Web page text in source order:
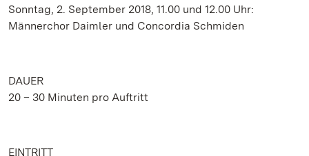
Sonntag, 2. September 2018, 11.00 und 12.00 Uhr:
Männerchor Daimler und Concordia Schmiden
DAUER
20 – 30 Minuten pro Auftritt
EINTRITT